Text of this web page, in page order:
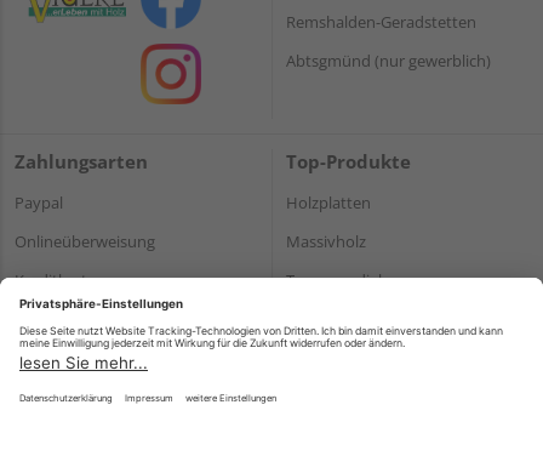
Remshalden-Geradstetten
Abtsgmünd (nur gewerblich)
Zahlungsarten
Paypal
Onlineüberweisung
Kreditkarte
*Bonität vorausgesetzt
Top-Produkte
Holzplatten
Massivholz
Terrassendielen